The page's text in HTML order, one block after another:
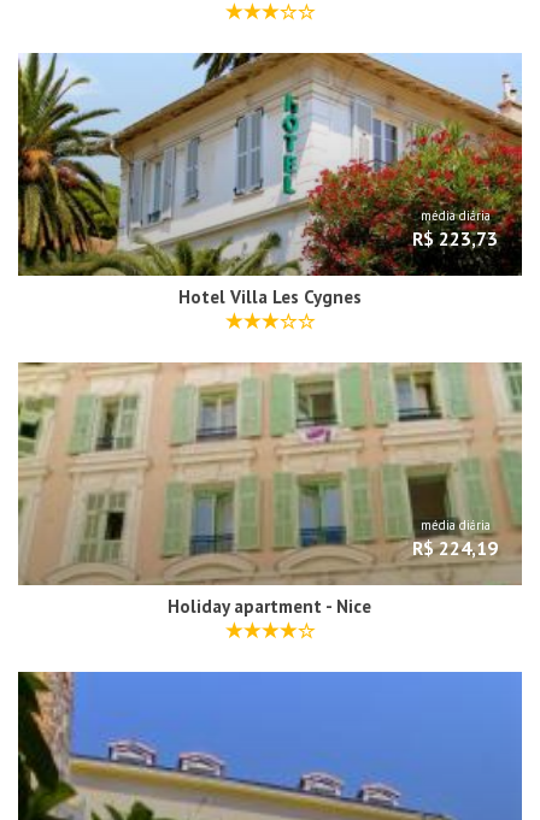
média diária
R$ 223,73
Hotel Villa Les Cygnes
média diária
R$ 224,19
Holiday apartment - Nice